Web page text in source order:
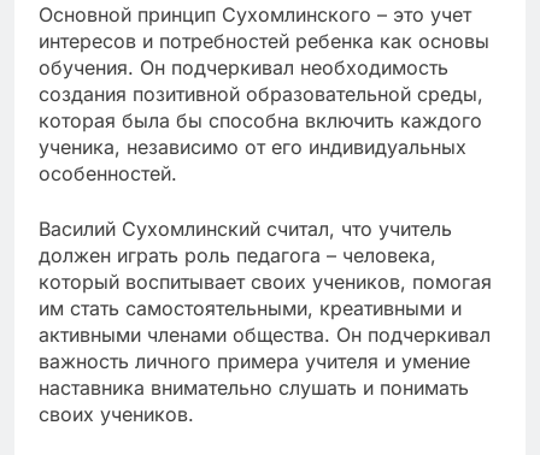
Основной принцип Сухомлинского – это учет
интересов и потребностей ребенка как основы
обучения. Он подчеркивал необходимость
создания позитивной образовательной среды,
которая была бы способна включить каждого
ученика, независимо от его индивидуальных
особенностей.
Василий Сухомлинский считал, что учитель
должен играть роль педагога – человека,
который воспитывает своих учеников, помогая
им стать самостоятельными, креативными и
активными членами общества. Он подчеркивал
важность личного примера учителя и умение
наставника внимательно слушать и понимать
своих учеников.